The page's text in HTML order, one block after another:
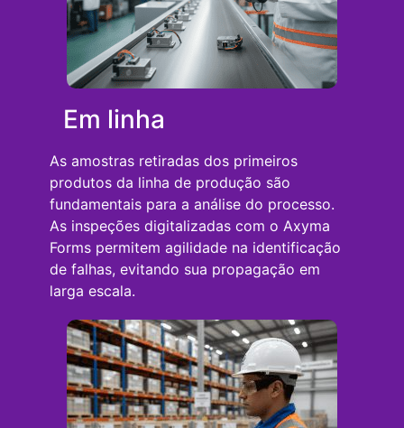
Em linha
As amostras retiradas dos primeiros
produtos da linha de produção são
fundamentais para a análise do processo.
As inspeções digitalizadas com o Axyma
Forms permitem agilidade na identificação
de falhas, evitando sua propagação em
larga escala.